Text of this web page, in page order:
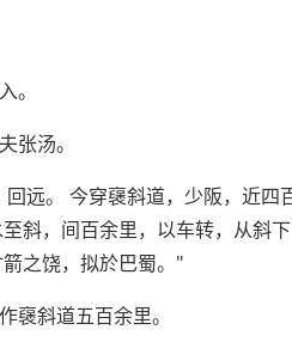
。
张汤。
远。 今穿襃斜道，少阪，近四
斜，间百余里，以车转，从斜
之饶，拟於巴蜀。"
襃斜道五百余里。